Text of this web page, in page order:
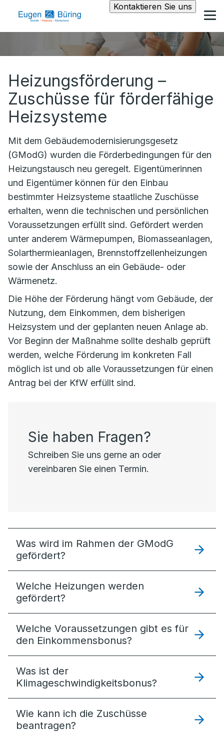
Kontaktieren Sie uns
Heizungsförderung –
Zuschüsse für förderfähige
Heizsysteme
Mit dem Gebäudemodernisierungsgesetz
(GModG) wurden die Förderbedingungen für den
Heizungstausch neu geregelt. Eigentümerinnen
und Eigentümer können für den Einbau
bestimmter Heizsysteme staatliche Zuschüsse
erhalten, wenn die technischen und persönlichen
Voraussetzungen erfüllt sind. Gefördert werden
unter anderem Wärmepumpen, Biomasseanlagen,
Solarthermieanlagen, Brennstoffzellenheizungen
sowie der Anschluss an ein Gebäude- oder
Wärmenetz.
Die Höhe der Förderung hängt vom Gebäude, der
Nutzung, dem Einkommen, dem bisherigen
Heizsystem und der geplanten neuen Anlage ab.
Vor Beginn der Maßnahme sollte deshalb geprüft
werden, welche Förderung im konkreten Fall
möglich ist und ob alle Voraussetzungen für einen
Antrag bei der KfW erfüllt sind.
Sie haben Fragen?
Schreiben Sie uns gerne an oder
vereinbaren Sie einen Termin.
Was wird im Rahmen der GModG
gefördert?
Welche Heizungen werden
gefördert?
Welche Voraussetzungen gibt es für
den Einkommensbonus?
Was ist der
Klimageschwindigkeitsbonus?
Wie kann ich die Zuschüsse
beantragen?